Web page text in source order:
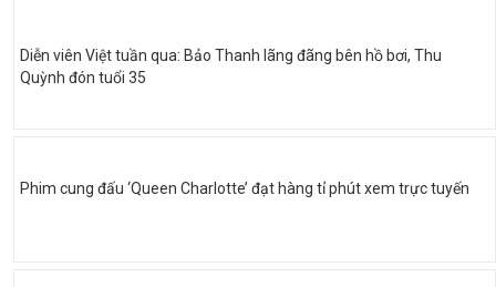
Diễn viên Việt tuần qua: Bảo Thanh lãng đãng bên hồ bơi, Thu
Quỳnh đón tuổi 35
Phim cung đấu ‘Queen Charlotte’ đạt hàng tỉ phút xem trực tuyến